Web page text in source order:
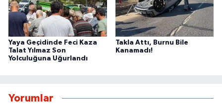
Yaya Geçidinde Feci Kaza
Talat Yılmaz Son
Yolculuğuna Uğurlandı
Takla Attı, Burnu Bile
Kanamadı!
Yorumlar